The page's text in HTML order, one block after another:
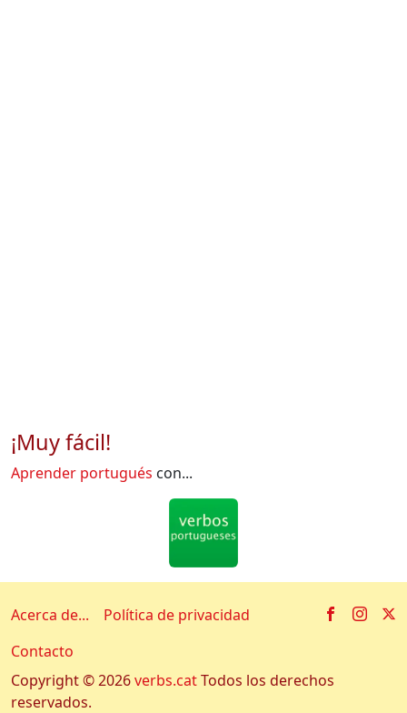
¡Muy fácil!
Aprender portugués con...
Facebook
Acerca de...
Política de privacidad
Contacto
Copyright © 2026verbs.catTodos los derechos
reservados.